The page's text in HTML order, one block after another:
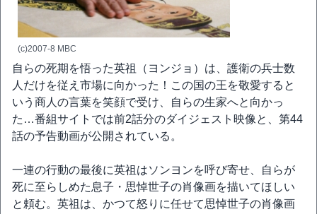
(c)2007-8 MBC
自らの死期を悟った英祖（ヨンジョ）は、護衛の兵士数
人だけを従え市場に向かった！この国の王を敬愛すると
いう商人の言葉を笑顔で受け、自らの生家へと向かっ
た…番組サイトでは前2話分のダイジェスト映像と、第44
話の予告動画が公開されている。
一連の行動の最後に英祖はソンヨンを呼び寄せ、自らが
死に至らしめた息子・思悼世子の肖像画を描いてほしい
と頼む。英祖は、かつて怒りに任せて思悼世子の肖像画